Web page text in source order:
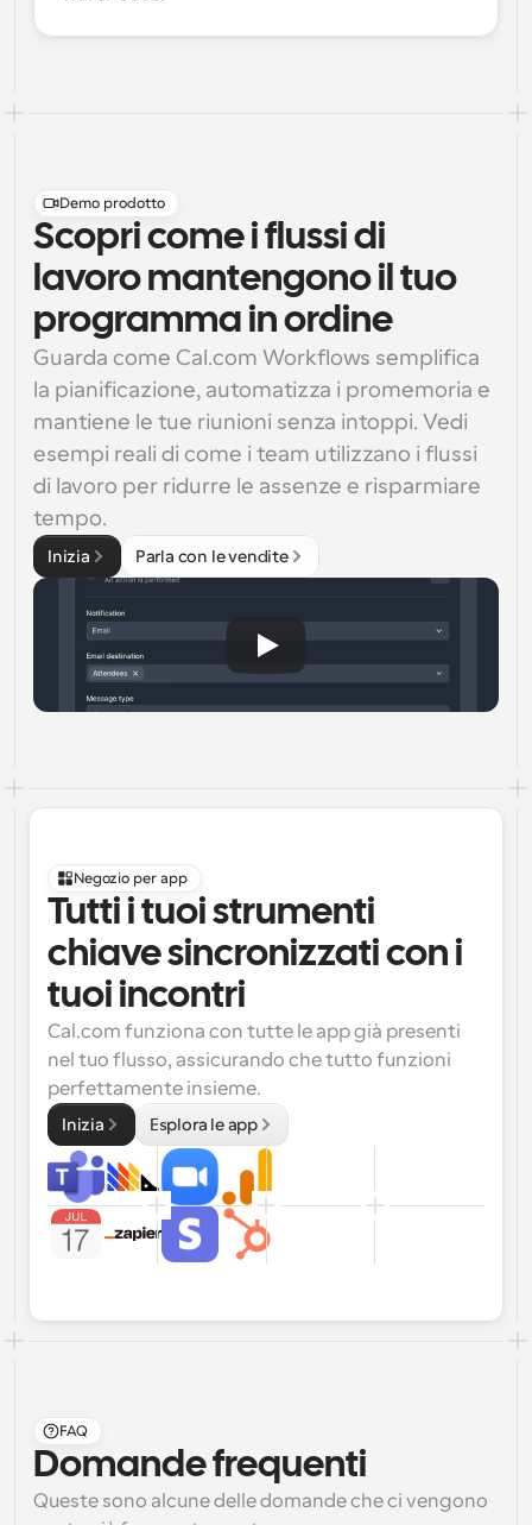
Demo prodotto
Scopri come i flussi di
lavoro mantengono il tuo
programma in ordine
Guarda come Cal.com Workflows semplifica
la pianificazione, automatizza i promemoria e
mantiene le tue riunioni senza intoppi. Vedi
esempi reali di come i team utilizzano i flussi
di lavoro per ridurre le assenze e risparmiare
tempo.
Inizia Parla con le vendite
Negozio per app
Tutti i tuoi strumenti
chiave sincronizzati con i
tuoi incontri
Cal.com funziona con tutte le app già presenti
nel tuo flusso, assicurando che tutto funzioni
perfettamente insieme.
Inizia Esplora le app
FAQ
Domande frequenti
Queste sono alcune delle domande che ci vengono